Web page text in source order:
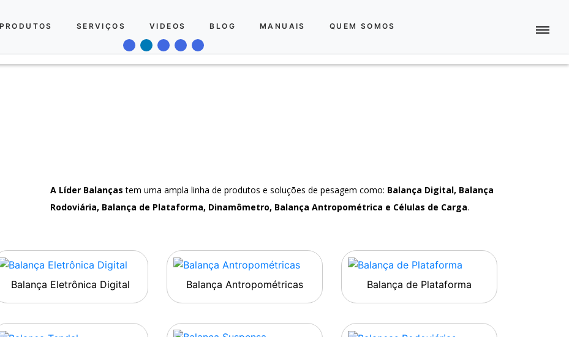
PRODUTOS SERVIÇOS VIDEOS BLOG MANUAIS QUEM SOMOS
A Líder Balanças tem uma ampla linha de produtos e soluções de pesagem como: Balança Digital, Balança
Rodoviária, Balança de Plataforma, Dinamômetro, Balança Antropométrica e Células de Carga.
Balança Eletrônica Digital Balança Antropométricas Balança de Plataforma